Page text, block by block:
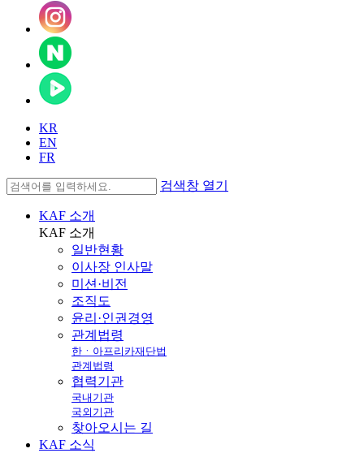
KR
EN
FR
검색창 열기
KAF 소개
KAF 소개
일반현황
이사장 인사말
미션·비전
조직도
윤리·인권경영
관계법령
한ㆍ아프리카재단법
관계법령
협력기관
국내기관
국외기관
찾아오시는 길
KAF 소식